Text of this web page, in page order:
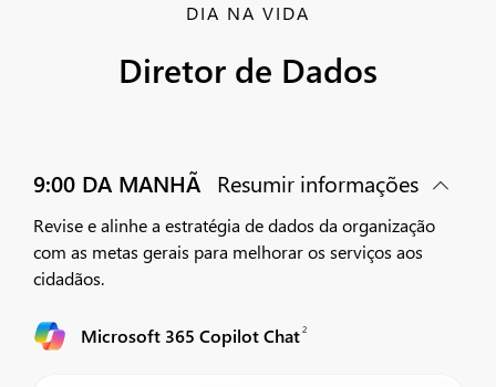
DIA NA VIDA
Diretor de Dados
9:00 DA MANHÃ Resumir informações
Revise e alinhe a estratégia de dados da organização
com as metas gerais para melhorar os serviços aos
cidadãos.
Microsoft 365 Copilot Chat2